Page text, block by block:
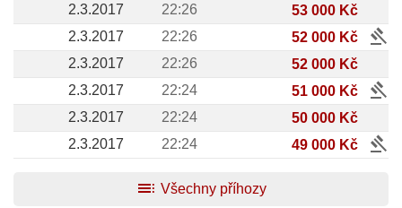
2.3.2017
22:26
53 000 Kč
2.3.2017
22:26 52 000 Kč gavel
2.3.2017 22:26
52 000 Kč
2.3.2017
22:24 51 000 Kč gavel
2.3.2017 22:24
50 000 Kč
2.3.2017
22:24 49 000 Kč
gavel
toc Všechny příhozy